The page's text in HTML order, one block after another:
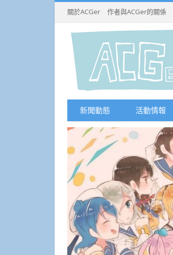
關於ACGer 作者與ACGer的關係
新聞動態 活動情報